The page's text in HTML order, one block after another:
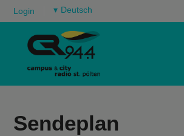
Login ▾
Sendeplan